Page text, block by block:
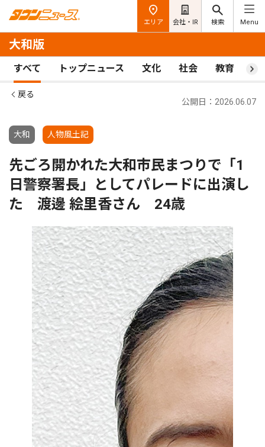
エリア 会社・IR 検索 Menu
大和版
すべて トップニュース 文化 社会 教育 ス
戻る
大和 人物風土記
公開日：2026.06.07
先ごろ開かれた大和市民まつりで「1
日警察署長」としてパレードに出演し
た 渡邊 絵里香さん 24歳